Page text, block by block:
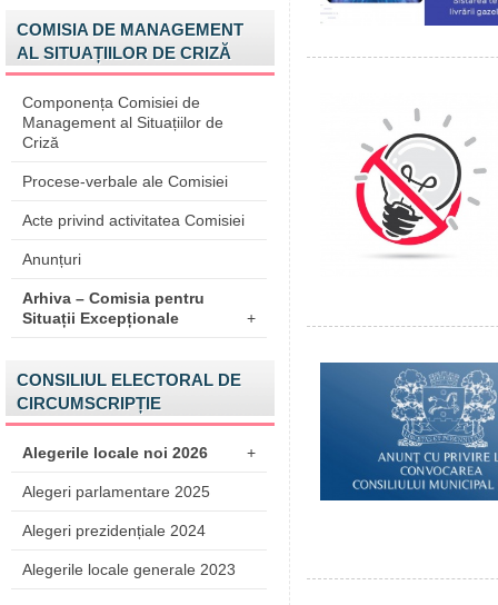
COMISIA DE MANAGEMENT
AL SITUAȚIILOR DE CRIZĂ
Componența Comisiei de
Management al Situațiilor de
Criză
Procese-verbale ale Comisiei
Acte privind activitatea Comisiei
Anunțuri
Arhiva – Comisia pentru
Situații Excepționale
+
CONSILIUL ELECTORAL DE
CIRCUMSCRIPȚIE
Alegerile locale noi 2026 +
Alegeri parlamentare 2025
Alegeri prezidențiale 2024
Alegerile locale generale 2023